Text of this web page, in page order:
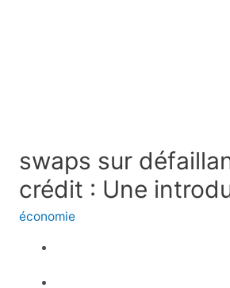
swaps sur
crédit : Une
économie